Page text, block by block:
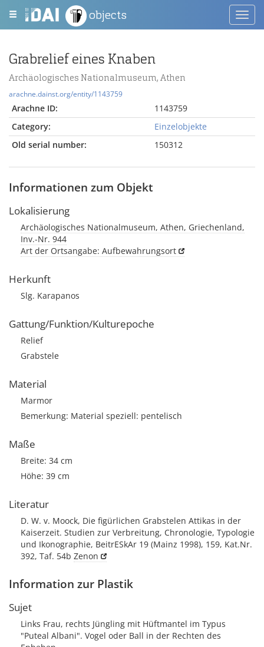
objects
Grabrelief eines Knaben
Archäologisches Nationalmuseum, Athen
arachne.dainst.org/entity/1143759
Arachne ID:
1143759
Category:
Einzelobjekte
Old serial number:
150312
Informationen zum Objekt
Lokalisierung
Archäologisches Nationalmuseum, Athen, Griechenland,
Inv.-Nr. 944
Art der Ortsangabe: Aufbewahrungsort
Herkunft
Slg. Karapanos
Gattung/Funktion/Kulturepoche
Relief
Grabstele
Material
Marmor
Bemerkung: Material speziell: pentelisch
Maße
Breite: 34 cm
Höhe: 39 cm
Literatur
D. W. v. Moock, Die figürlichen Grabstelen Attikas in der
Kaiserzeit. Studien zur Verbreitung, Chronologie, Typologie
und Ikonographie, BeitrESkAr 19 (Mainz 1998), 159, Kat.Nr.
392, Taf. 54b Zenon
Information zur Plastik
Sujet
Links Frau, rechts Jüngling mit Hüftmantel im Typus
"Puteal Albani". Vogel oder Ball in der Rechten des